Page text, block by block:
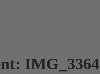
IMG_3364